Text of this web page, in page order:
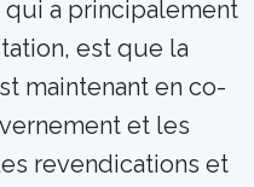
qui a principalement
est que la
maintenant en co-
et les
revendications et